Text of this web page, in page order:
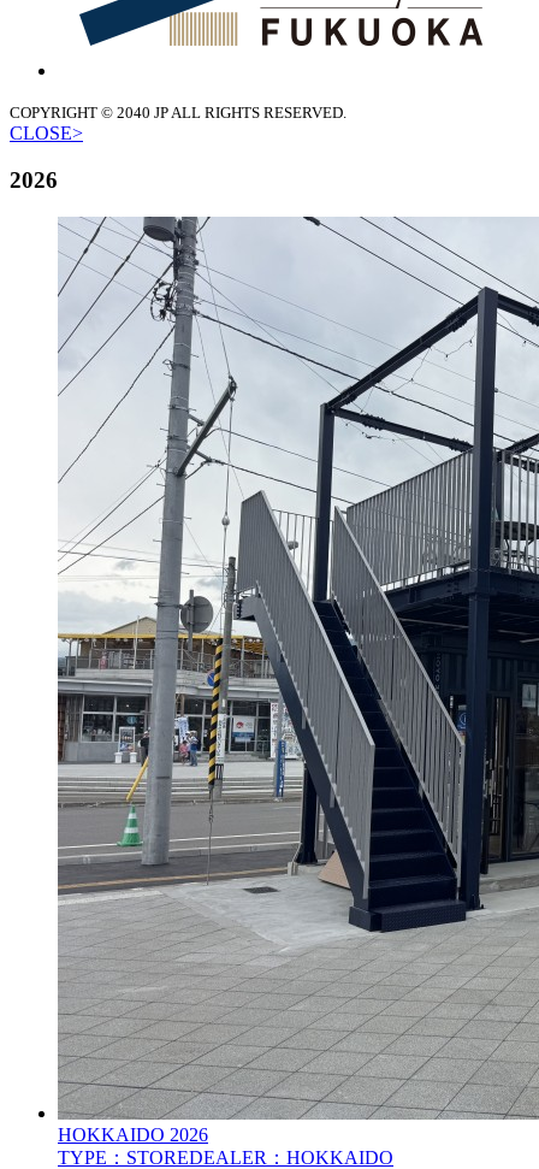
COPYRIGHT © 2040 JPALL RIGHTS RESERVED.
CLOSE>
2026
HOKKAIDO 2026
TYPE：STOREDEALER：HOKKAIDO